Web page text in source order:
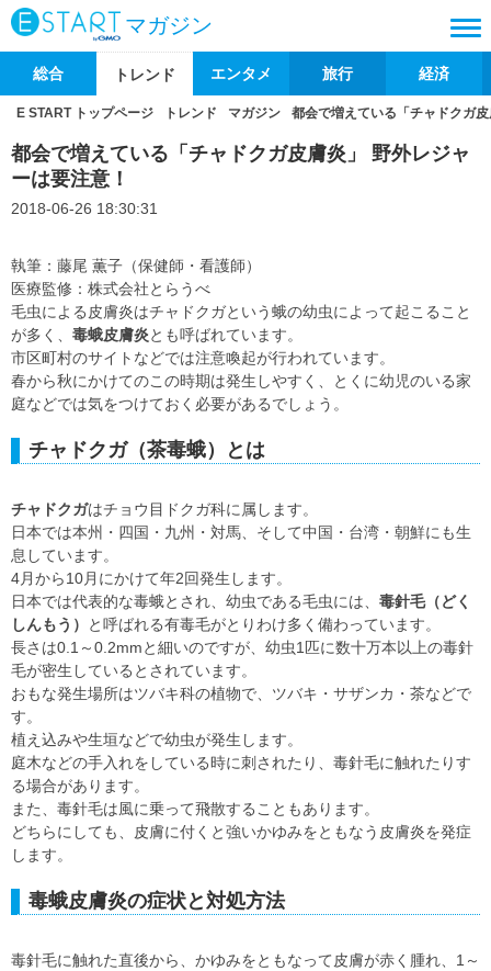
マガジン
総合 トレンド エンタメ 旅行 経済
E START トップページ トレンド マガジン 都会で増えている「チャドクガ
都会で増えている「チャドクガ皮膚炎」 野外レジャ
ーは要注意！
2018-06-26 18:30:31
執筆：藤尾 薫子（保健師・看護師）
医療監修：株式会社とらうべ
毛虫による皮膚炎はチャドクガという蛾の幼虫によって起こること
が多く、 毒蛾皮膚炎とも呼ばれています。
市区町村のサイトなどでは注意喚起が行われています。
春から秋にかけてのこの時期は発生しやすく、とくに幼児のいる家
庭などでは気をつけておく必要があるでしょう。
チャドクガ（茶毒蛾）とは
チャドクガはチョウ目ドクガ科に属します。
日本では本州・四国・九州・対馬、そして中国・台湾・朝鮮にも生
息しています。
4月から10月にかけて年2回発生します。
日本では代表的な毒蛾とされ、幼虫である毛虫には、 毒針毛（どく
しんもう）
と呼ばれる有毒毛がとりわけ多く備わっています。
長さは0.1～0.2mmと細いのですが、幼虫1匹に数十万本以上の毒針
毛が密生しているとされています。
おもな発生場所はツバキ科の植物で、ツバキ・サザンカ・茶などで
す。
植え込みや生垣などで幼虫が発生します。
庭木などの手入れをしている時に刺されたり、毒針毛に触れたりす
る場合があります。
また、毒針毛は風に乗って飛散することもあります。
どちらにしても、皮膚に付くと強いかゆみをともなう皮膚炎を発症
します。
毒蛾皮膚炎の症状と対処方法
毒針毛に触れた直後から、かゆみをともなって皮膚が赤く腫れ、1～